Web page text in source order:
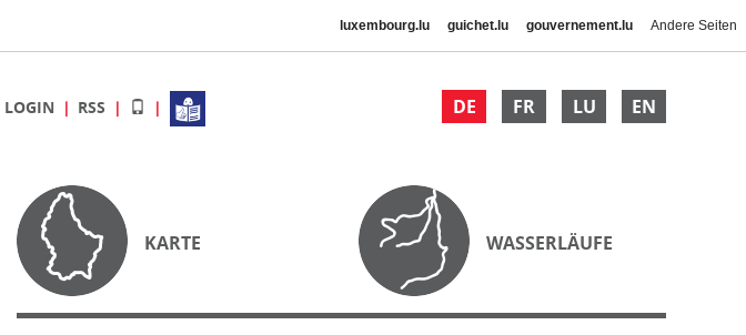
luxembourg.lu guichet.lu gouvernement.lu Andere Seiten
DE FR LU EN
LOGIN RSS
KARTE WASSERLÄUFE